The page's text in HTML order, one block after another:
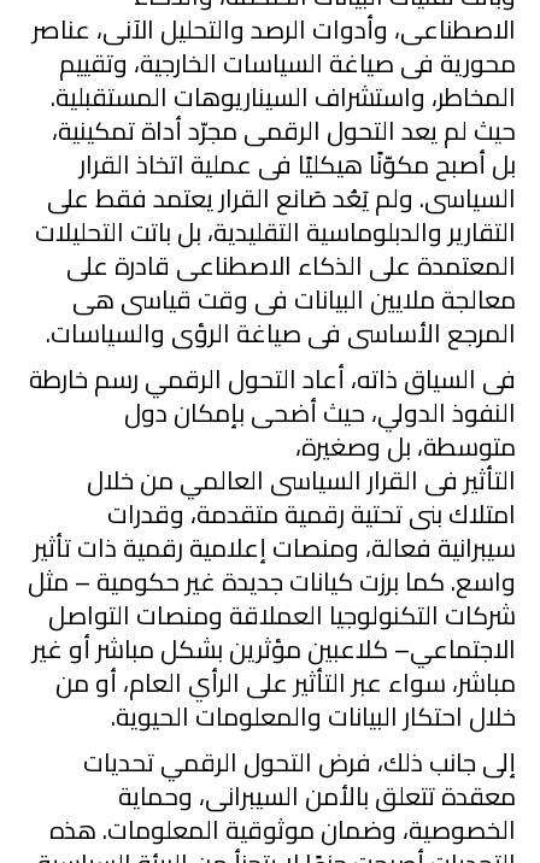
الاصطناعى، وأدوات الرصد والتحليل الآنى، عناصر
محورية فى صياغة السياسات الخارجية، وتقييم
المخاطر، واستشراف السيناريوهات المستقبلية.
حيث لم يعد التحول الرقمى مجرّد أداة تمكينية،
بل أصبح مكوّنًا هيكليًا فى عملية اتخاذ القرار
السياسى. ولم يَعُد صَانع القرار يعتمد فقط على
التقارير والدبلوماسية التقليدية، بل باتت التحليلات
المعتمدة على الذكاء الاصطناعى قادرة على
معالجة ملايين البيانات فى وقت قياسى هى
المرجع الأساسى فى صياغة الرؤى والسياسات.
فى السياق ذاته، أعاد التحول الرقميرسم خارطة
النفوذ الدول، حيث أضحى بإمكان دول
متوسطة، بل وصغيرة،
التأثيرفى القرارالسياسى العالميمن خلال
امتلاك بنى تحتية رقمية متقدمة، وقدرات
سيبرانية فعالة، ومنصات إعلامية رقمية ذات تأثير
واسع. كما برزت كيانات جديدة غير حكومية – مثل
شركات التكنولوجيا العملاقة ومنصات التواصل
الاجتماعي– كلاعبين مؤثرين بشكل مباشر أو غير
مباشر، سواء عبر التأثير على الرأي العام، أو من
خلال احتكار البيانات والمعلومات الحيوية.
إلى جانب ذلك، فرض التحول الرقميتحديات
معقدة تتعلق بالأمن السيبرانى، وحماية
الخصوصية، وضمان موثوقية المعلومات. هذه